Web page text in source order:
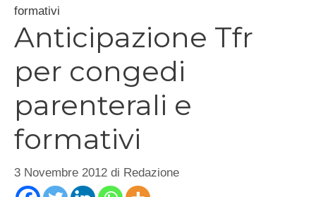
formativi
Anticipazione Tfr
per congedi
parenterali e
formativi
3 Novembre 2012 di Redazione